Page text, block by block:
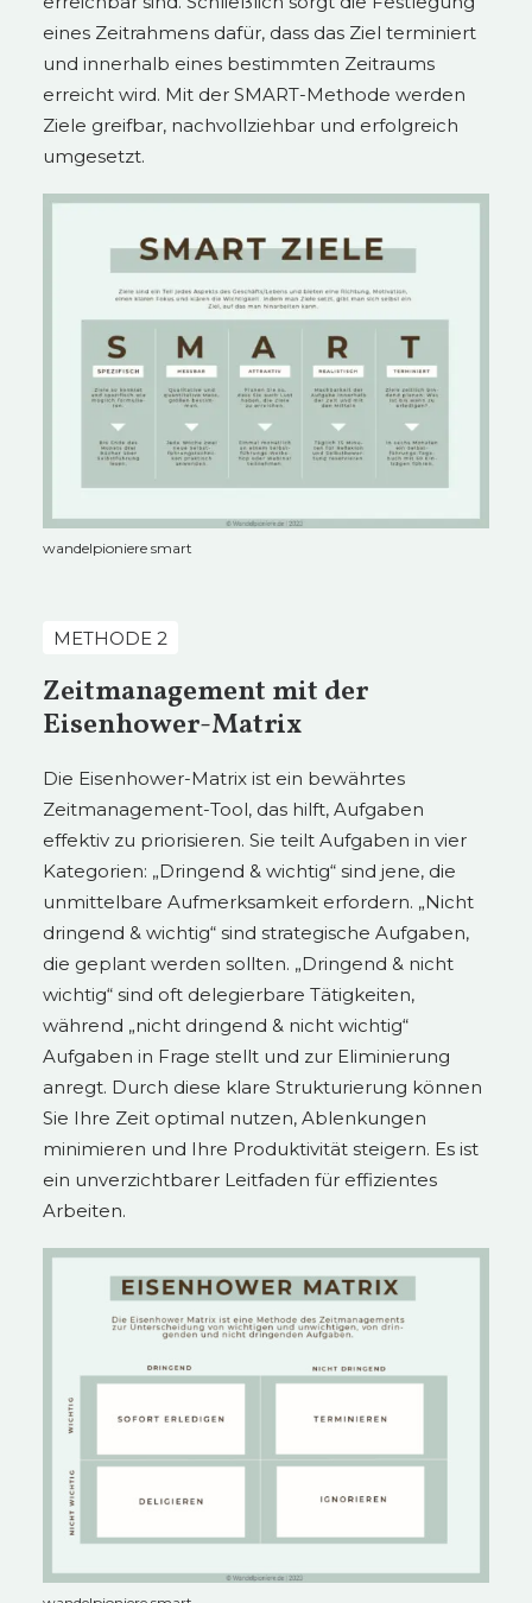
eines Zeitrahmens dafür, dass das Ziel terminiert
und innerhalb eines bestimmten Zeitraums
erreicht wird. Mit der SMART-Methode werden
Ziele greifbar, nachvollziehbar und erfolgreich
umgesetzt.
wandelpioniere smart
METHODE 2
Zeitmanagement mit der
Eisenhower-Matrix
Die Eisenhower-Matrix ist ein bewährtes
Zeitmanagement-Tool, das hilft, Aufgaben
effektiv zu priorisieren. Sie teilt Aufgaben in vier
Kategorien: „Dringend & wichtig“ sind jene, die
unmittelbare Aufmerksamkeit erfordern. „Nicht
dringend & wichtig“ sind strategische Aufgaben,
die geplant werden sollten. „Dringend & nicht
wichtig“ sind oft delegierbare Tätigkeiten,
während „nicht dringend & nicht wichtig“
Aufgaben in Frage stellt und zur Eliminierung
anregt. Durch diese klare Strukturierung können
Sie Ihre Zeit optimal nutzen, Ablenkungen
minimieren und Ihre Produktivität steigern. Es ist
ein unverzichtbarer Leitfaden für effizientes
Arbeiten.